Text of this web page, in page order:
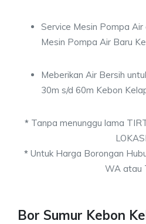
Service Mesin Pompa Air
Mesin Pompa Air Baru
Meberikan Air Bersih
30m s/d 60m Kebon
*Tanpa menunggu lama
LOKASI
* Untuk Harga Borongan
WA atau
Bor Sumur Kebon